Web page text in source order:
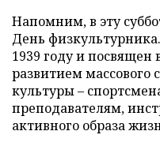
Напомним, в эту
День
1939 году и посвящен
развитием массового
культуры –
преподавателям,
активного образа